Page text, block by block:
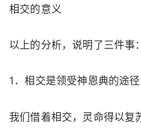
相交的意义
以上的分析，说明了三件事：
1．相交是领受神恩典的途径
我们借着相交，灵命得以复